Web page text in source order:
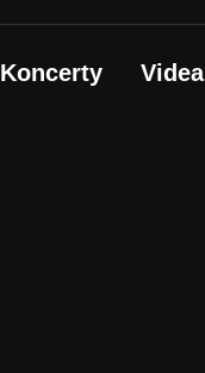
Koncerty Videa